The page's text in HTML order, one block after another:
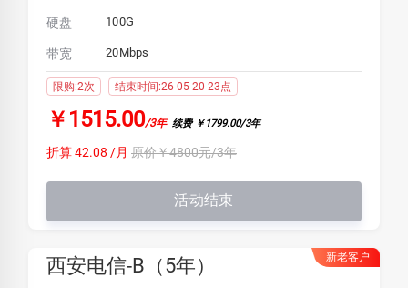
硬盘 100G
带宽 20Mbps
限购:2次 结束时间:26-05-20-23点
￥1515.00/3年 续费 ￥1799.00/3年
折算 42.08 /月 原价￥4800元/3年
活动结束
新老客户
西安电信-B（5年）